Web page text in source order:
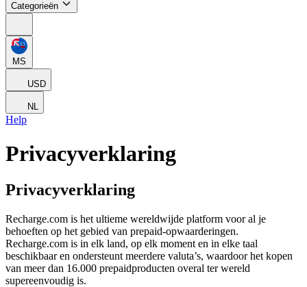
Categorieën
MS
USD
NL
Help
Privacyverklaring
Privacyverklaring
Recharge.com is het ultieme wereldwijde platform voor al je
behoeften op het gebied van prepaid-opwaarderingen.
Recharge.com is in elk land, op elk moment en in elke taal
beschikbaar en ondersteunt meerdere valuta’s, waardoor het kopen
van meer dan 16.000 prepaidproducten overal ter wereld
supereenvoudig is.